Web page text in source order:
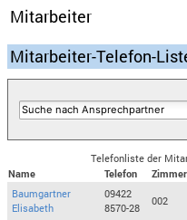
Mitarbeiter
Mitarbeiter-Telefon-
Telefonliste der
Name
Telefon Zimmer
Baumgartner
Elisabeth
09422
8570-28
002